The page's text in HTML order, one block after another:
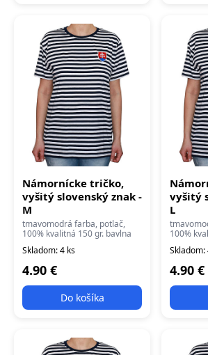
Námornícke tričko,
vyšitý slovenský znak -
M
tmavomodrá farba, potlač,
100% kvalitná 150 gr. bavlna
Skladom: 4 ks
4.90 €
Do košíka
vyšitý
L
100%
Skladom:
4.90 €